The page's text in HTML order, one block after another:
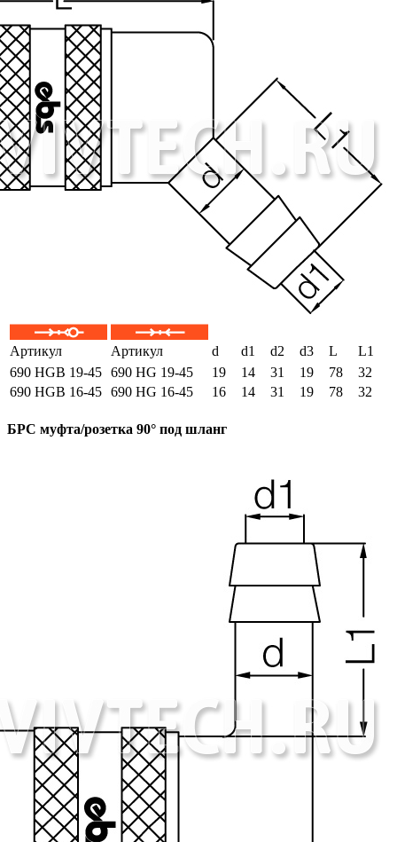
Артикул Артикул d d1 d2 d3 L
L1
690 HGB 19-45 690 HG 19-45 19 14 31 19 78
32
690 HGB 16-45 690 HG 16-45 16 14 31 19 78 32
БРС муфта/розетка 90° под шланг